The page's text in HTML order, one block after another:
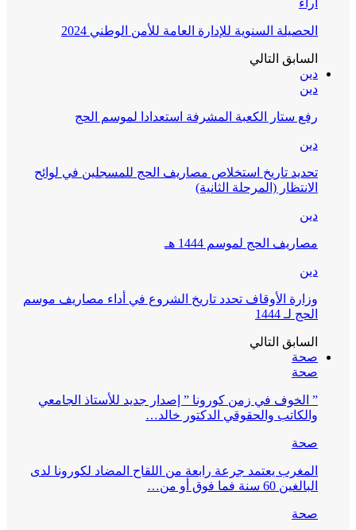
آراء
الحصيلة السنوية للإدارة العامة للأمن الوطني 2024
السابق التالي
دين
دين
رفع ستار الكعبة المشرفة استعدادا لموسم الحج
دين
تحديد تاريخ استخلاص مصاريف الحج للمسجلين في لوائح
الانتظار (المرحلة الثانية)
دين
مصاريف الحج لموسم 1444 هـ
دين
وزارة الأوقاف تحدد تاريخ الشروع في أداء مصاريف موسم
الحج لـ 1444
السابق التالي
صحة
صحة
” الخوف في زمن كورونا ” إصدار جديد للأستاذ الجامعي
والكاتب والحقوقي الدكتور خالد…
صحة
المغرب يعتمد جرعة رابعة من اللقاح المضاد لكورونا لدى
البالغين 60 سنة فما فوق أو من…
صحة